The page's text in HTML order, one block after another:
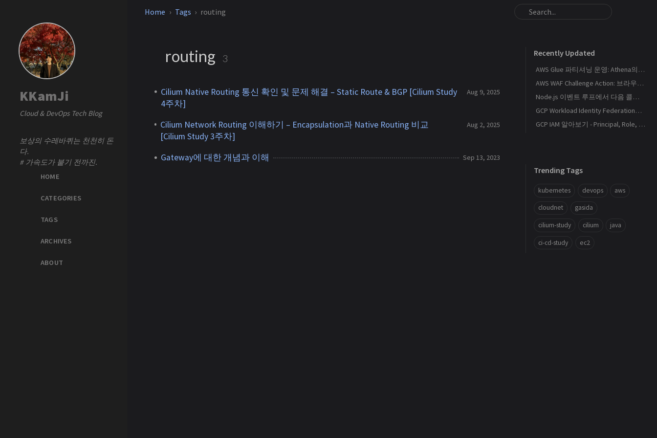
KKamJi
Cloud & DevOps Tech Blog
보상의 수레바퀴는 천천히 돈
다.
# 가속도가 붙기 전까진.
HOME
CATEGORIES
TAGS
ARCHIVES
ABOUT
Home Tags routing
routing 3
Cilium Native Routing 통신 확인 및 문제 해결 – Static Route & BGP [Cilium Study
4주차]
Aug 9, 2025
Cilium Network Routing 이해하기 – Encapsulation과 Native Routing 비교
[Cilium Study 3주차]
Aug 2, 2025
Gateway에 대한 개념과 이해 Sep 13, 2023
Recently Updated
AWS Glue 파티셔닝 운영: Athena의 S3 스캔량을 줄이는 Catalog와 Projection 설계
AWS WAF Challenge Action: 브라우저 토큰과 SPA 요청 경계를 이해하기
Node.js 이벤트 루프에서 다음 콜백이 실행되는 순서
GCP Workload Identity Federation으로 외부 워크로드에 키 없이 권한 부여하기
GCP IAM 알아보기 - Principal, Role, Policy, Service Account
Trending Tags
kubernetes devops aws
cloudnet gasida
cilium-study cilium java
ci-cd-study ec2